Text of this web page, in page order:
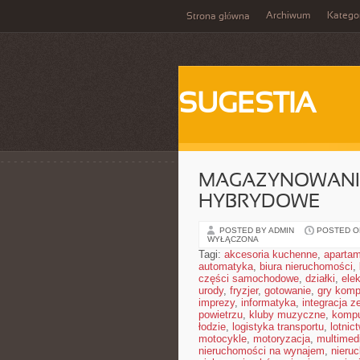
Strona główna Archiwum
SUGESTIA
HYBRYDOWE
POSTED BY ADMIN POSTED
WYŁĄCZONA
Tagi: akcesoria kuchenne,
automatyka, biura nieruchomości,
części samochodowe, działki,
urody, fryzjer, gotowanie, gry
imprezy, informatyka, integracja
powietrzu, kluby muzyczne,
łodzie, logistyka transportu,
motocykle, motoryzacja,
nieruchomości na wynajem,